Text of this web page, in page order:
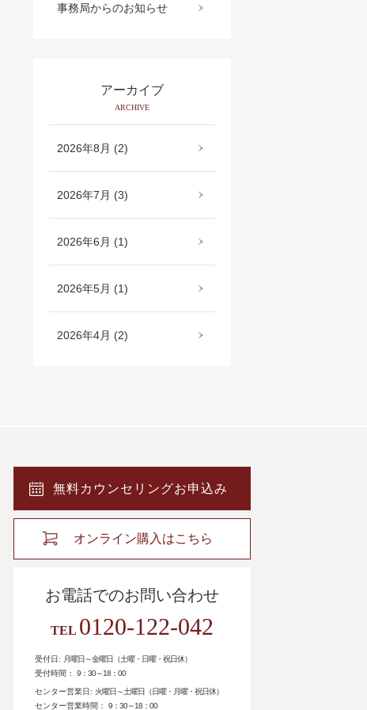
事務局からのお知らせ
アーカイブ
ARCHIVE
2026年8月 (2)
2026年7月 (3)
2026年6月 (1)
2026年5月 (1)
2026年4月 (2)
無料カウンセリングお申込み
オンライン購入はこちら
お電話でのお問い合わせ
TEL 0120-122-042
受付日: 月曜日～金曜日（土曜・日曜・祝日休）
受付時間：
9：30～18：00
センター営業日: 火曜日～土曜日（日曜・月曜・祝日休）
センター営業時間：
9：30～18：00